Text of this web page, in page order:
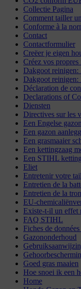
Collectie Pagina
Comment tailler
Conforme à la
Contact
Contactformulier
Creëer je eigen
Créez vos propres
Dakgoot reinigen:
Dakgoot reinigen:
Déclaration de
Declarations of
Diensten
Directives sur les
Een Engelse
Een gazon
Een grasmaaier
Een kettingzaag
Een STIHL
Eliet
Entretenir votre
Entretien de la
Entretien de la
EU-
Existe-t-il un effet
FAQ STIHL
Fiches de
Gazononderhoud
Goed gras maaien
Hoe snoei ik een
Home